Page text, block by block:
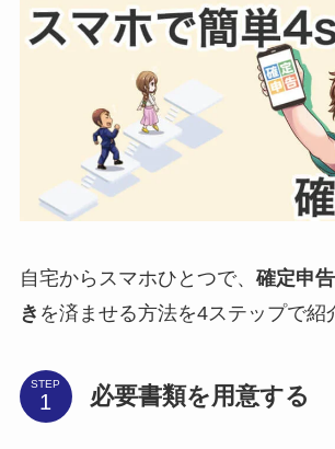
自宅からスマホひとつで、 確定申
き を済ませる方法を4ステップで紹
STEP 必要書類を用意する